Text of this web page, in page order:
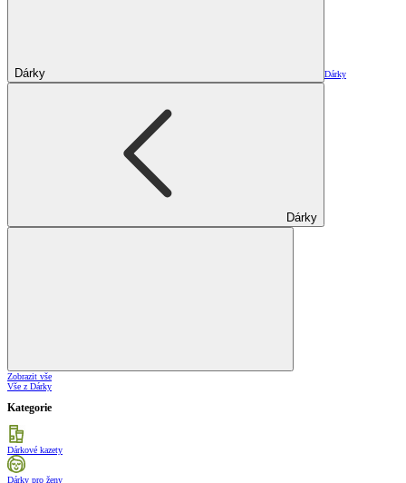
Dárky Dárky
Dárky
Zobrazit vše
Vše z Dárky
Kategorie
Dárkové kazety
Dárky pro ženy